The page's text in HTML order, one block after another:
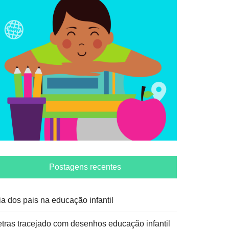
Postagens recentes
dos pais na educação infantil
tracejado com desenhos educação infantil